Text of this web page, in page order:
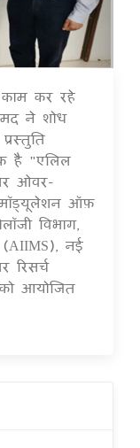
16 Jul 2020
कर रहे
ने शोध
है "एलिल
ओवर-
मॉड्यूलेशन ऑफ़
विभाग,
(AIIMS), नई
रिसर्च
आयोजित